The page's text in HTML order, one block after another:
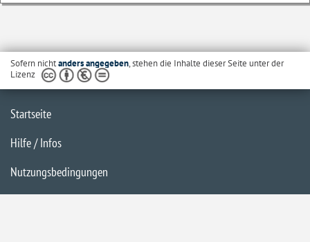
Sofern nichtanders angegeben, stehen die Inhalte dieser Seite unter der
Lizenz
Startseite
Hilfe / Infos
Nutzungsbedingungen